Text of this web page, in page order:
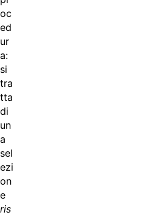
oc
ed
ur
a:
si
tra
tta
di
un
a
sel
ezi
on
e
ris